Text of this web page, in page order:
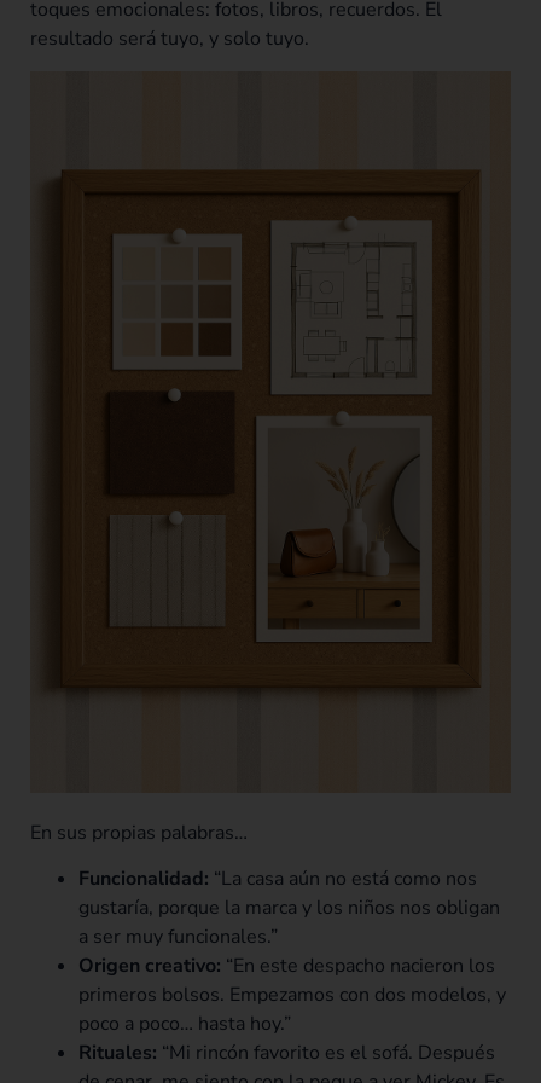
toques emocionales: fotos, libros, recuerdos. El
resultado será tuyo, y solo tuyo.
En sus propias palabras…
Funcionalidad: “La casa aún no está como nos
gustaría, porque la marca y los niños nos obligan
a ser muy funcionales.”
Origen creativo: “En este despacho nacieron los
primeros bolsos. Empezamos con dos modelos, y
poco a poco… hasta hoy.”
Rituales: “Mi rincón favorito es el sofá. Después